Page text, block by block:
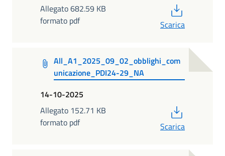
Allegato 682.59 KB
formato pdf
Scarica
All_A1_2025_09_02_obblighi_com
unicazione_PDI24-29_NA
14-10-2025
Allegato 152.71 KB
formato pdf
Scarica